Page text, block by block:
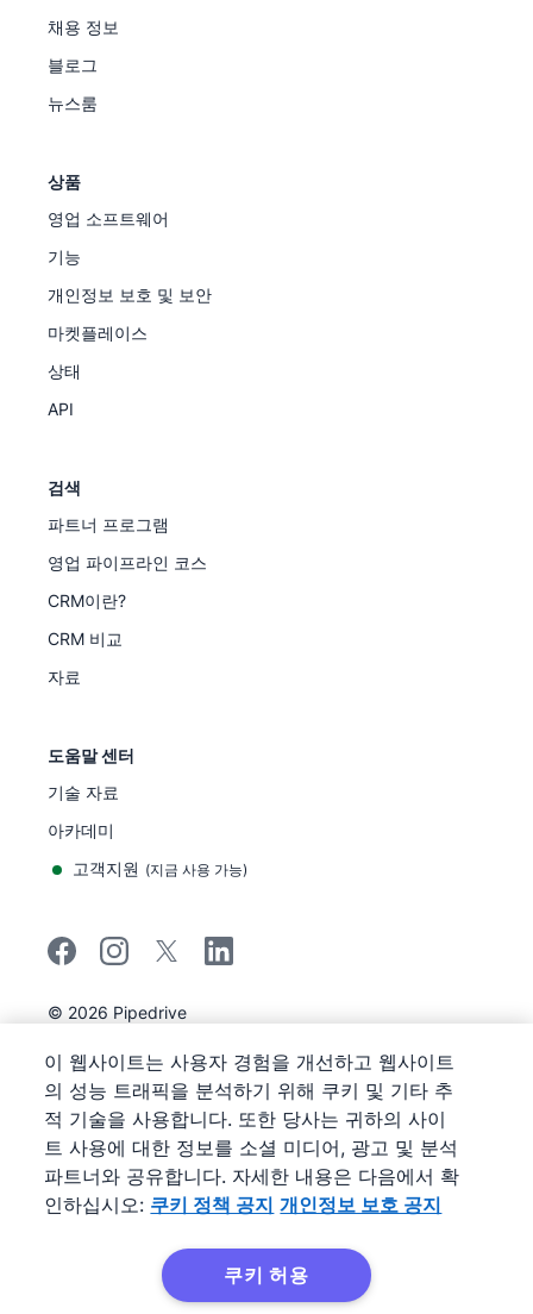
채용 정보
블로그
뉴스룸
상품
영업 소프트웨어
기능
개인정보 보호 및 보안
마켓플레이스
상태
API
검색
파트너 프로그램
영업 파이프라인 코스
CRM이란?
CRM 비교
자료
도움말 센터
기술 자료
아카데미
고객지원 (지금 사용 가능)
© 2026 Pipedrive
Pipedrive
개인정보 보호 공지
사이트 맵
쿠키 정책 공지
쿠키 기본 설정
Pipedrive는 웹 기반 영업 CRM입니다.
이 웹사이트는 사용자 경험을 개선하고 웹사이트
의 성능 트래픽을 분석하기 위해 쿠키 및 기타 추
적 기술을 사용합니다. 또한 당사는 귀하의 사이
트 사용에 대한 정보를 소셜 미디어, 광고 및 분석
파트너와 공유합니다. 자세한 내용은 다음에서 확
인하십시오: 쿠키 정책 공지 개인정보 보호 공지
쿠키 허용